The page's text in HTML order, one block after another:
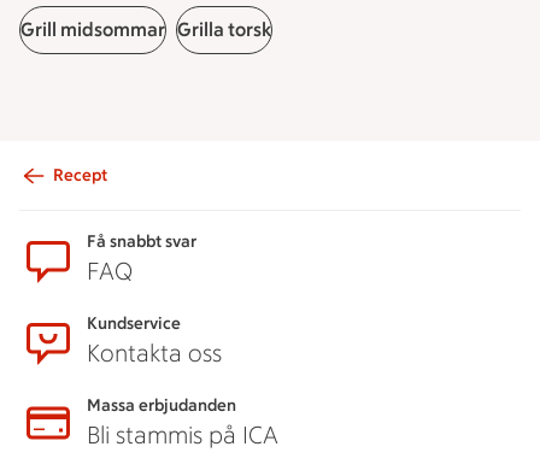
Grill midsommar Grilla torsk
Recept
Få snabbt svar
FAQ
Kundservice
Kontakta oss
Massa erbjudanden
Bli stammis på ICA